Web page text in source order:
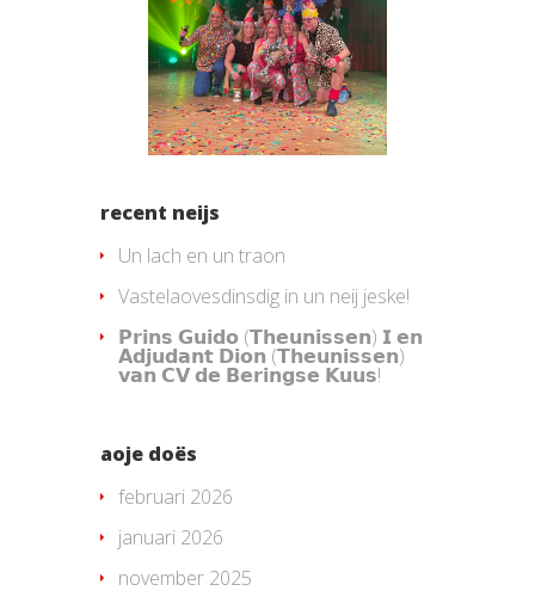
recent neijs
Un lach en un traon
Vastelaovesdinsdig in un neij jeske!
𝗣𝗿𝗶𝗻𝘀 𝗚𝘂𝗶𝗱𝗼 (𝗧𝗵𝗲𝘂𝗻𝗶𝘀𝘀𝗲𝗻) 𝗜 𝗲𝗻
𝗔𝗱𝗷𝘂𝗱𝗮𝗻𝘁 𝗗𝗶𝗼𝗻 (𝗧𝗵𝗲𝘂𝗻𝗶𝘀𝘀𝗲𝗻)
𝘃𝗮𝗻 𝗖𝗩 𝗱𝗲 𝗕𝗲𝗿𝗶𝗻𝗴𝘀𝗲 𝗞𝘂𝘂𝘀!
aoje doës
februari 2026
januari 2026
november 2025